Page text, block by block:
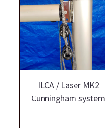
ILCA / Laser MK2
Cunningham system